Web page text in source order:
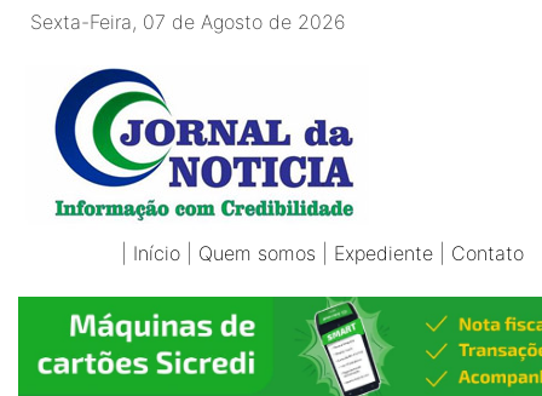
Sexta-Feira, 07 de Agosto de 2026
Início Quem somos Expediente Contato